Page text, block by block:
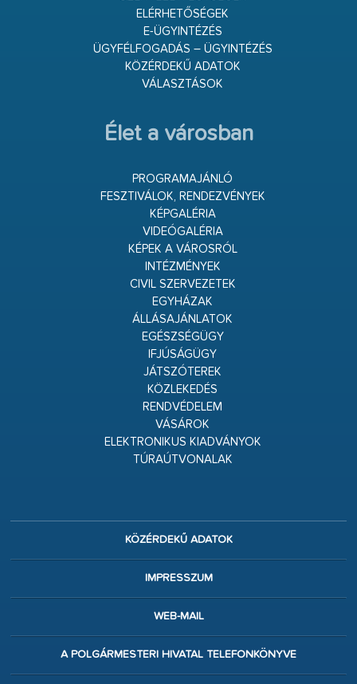
ELÉRHETŐSÉGEK
E-ÜGYINTÉZÉS
ÜGYFÉLFOGADÁS – ÜGYINTÉZÉS
KÖZÉRDEKŰ ADATOK
VÁLASZTÁSOK
Élet a városban
PROGRAMAJÁNLÓ
FESZTIVÁLOK, RENDEZVÉNYEK
KÉPGALÉRIA
VIDEÓGALÉRIA
KÉPEK A VÁROSRÓL
INTÉZMÉNYEK
CIVIL SZERVEZETEK
EGYHÁZAK
ÁLLÁSAJÁNLATOK
EGÉSZSÉGÜGY
IFJÚSÁGÜGY
JÁTSZÓTEREK
KÖZLEKEDÉS
RENDVÉDELEM
VÁSÁROK
ELEKTRONIKUS KIADVÁNYOK
TÚRAÚTVONALAK
KÖZÉRDEKŰ ADATOK
IMPRESSZUM
WEB-MAIL
A POLGÁRMESTERI HIVATAL TELEFONKÖNYVE